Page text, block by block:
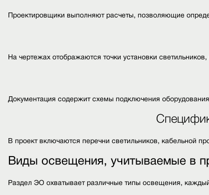
Проектировщики выполняют расчеты, позволяющие
На чертежах отображаются точки установки
Документация содержит схемы подключения
В проект включаются перечни светильников, кабельной
Виды освещения, учитываемые в
Раздел ЭО охватывает различные типы освещения,